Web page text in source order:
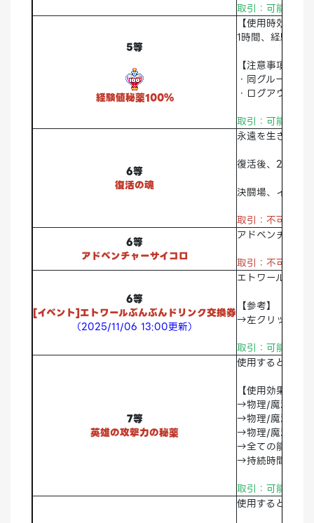
取引：可能 破棄
5等
経験値秘薬100%
【使用時効果】
1時間、経験値
【注意事項】
・同グループの
・ログアウト中
取引：可能 破棄
6等
復活の魂
永遠を生きる不
復活後、2秒間
決闘場、イベン
取引：不可
6等
アドベンチャーサイコロ
アドベンチャー
取引：不可
6等
[イベント]エトワールぶんぶんドリンク交換券
（2025/11/06 13:00更新）
エトワールぶん
【参考】
→左クリックで
取引：可能 破棄
7等
英雄の攻撃力の秘薬
使用すると、英
【使用効果】
→物理/魔法最大
→物理/魔法クリ
→物理/魔法命中
→全ての能力値
→持続時間：1時
取引：可能 破棄
使用すると、英